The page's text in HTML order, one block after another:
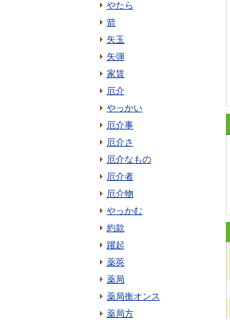
やたら
箭
矢玉
矢弾
家賃
厄介
やっかい
厄介事
厄介さ
厄介なもの
厄介者
厄介物
やっかむ
約款
躍起
薬莢
薬局
薬局衡オンス
薬局方